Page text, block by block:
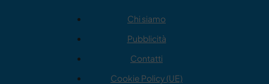
Chi siamo
Pubblicità
Contatti
Cookie Policy (UE)